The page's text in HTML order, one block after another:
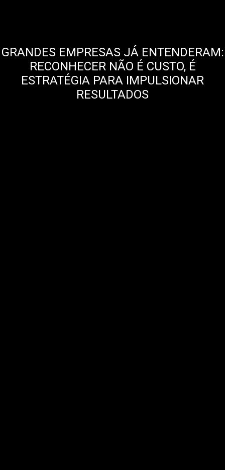
GRANDES EMPRESAS JÁ ENTENDERAM:
RECONHECER NÃO É CUSTO, É
ESTRATÉGIA PARA IMPULSIONAR
RESULTADOS